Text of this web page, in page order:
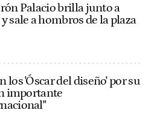
Palacio brilla junto a
sale a hombros de la plaza
los 'Óscar del diseño' por su
importante